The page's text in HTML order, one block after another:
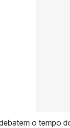
o tempo